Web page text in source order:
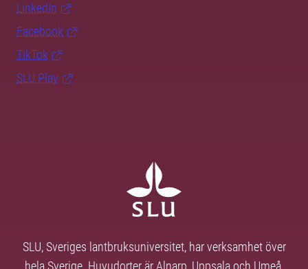
LinkedIn
Facebook
TikTok
SLU Play
SLU, Sveriges lantbruksuniversitet, har verksamhet över
hela Sverige. Huvudorter är Alnarp, Uppsala och Umeå.